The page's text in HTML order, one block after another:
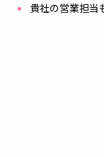
貴社の営業担当